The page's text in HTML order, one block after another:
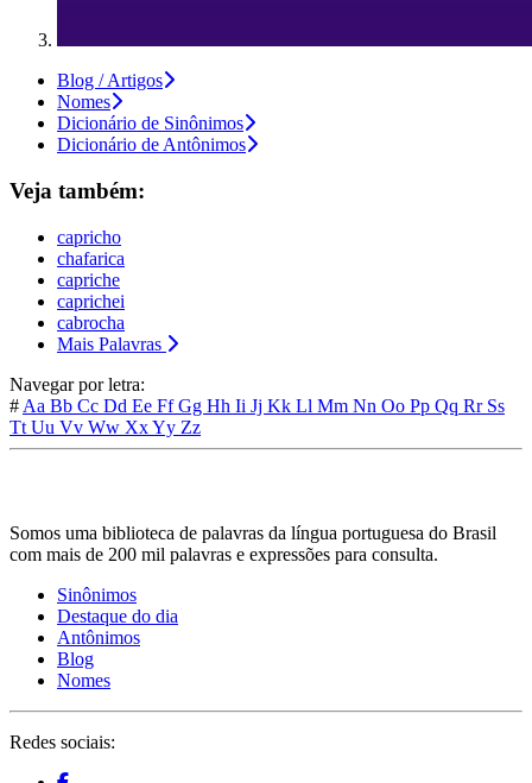
Blog / Artigos
Nomes
Dicionário de Sinônimos
Dicionário de Antônimos
Veja também:
capricho
chafarica
capriche
caprichei
cabrocha
Mais Palavras
Navegar por letra:
# Aa Bb Cc Dd Ee FfGg Hh Ii Jj Kk Ll Mm Nn Oo Pp Qq Rr Ss
Tt Uu Vv Ww XxYy Zz
Somos uma biblioteca de palavras da língua portuguesa do Brasil
com mais de 200 mil palavras e expressões para consulta.
Sinônimos
Destaque do dia
Antônimos
Blog
Nomes
Redes sociais: